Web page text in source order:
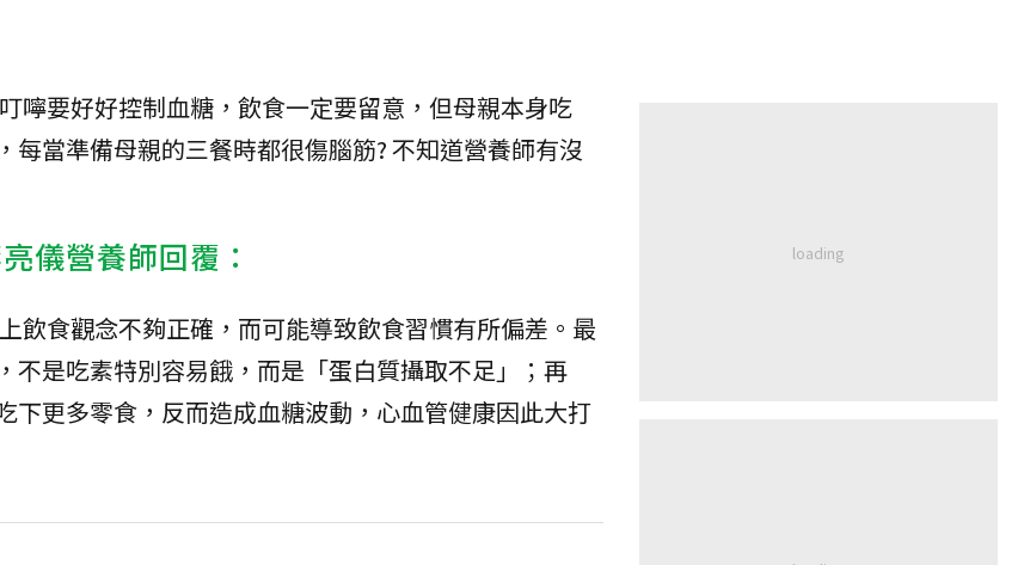
嚀要好好控制血糖，飲食一定要留意，但母親本身吃
當準備母親的三餐時都很傷腦筋? 不知道營養師有沒
儀營養師回覆：
飲食觀念不夠正確，而可能導致飲食習慣有所偏差。最
不是吃素特別容易餓，而是「蛋白質攝取不足」；再
下更多零食，反而造成血糖波動，心血管健康因此大打